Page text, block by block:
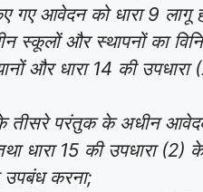
गए आवेदन को धारा 9 लागू
स्कूलों और स्थापनों का
और धारा 14 की
के तीसरे परंतुक के अधीन
धारा 15 की उपधारा
उपबंध करना;